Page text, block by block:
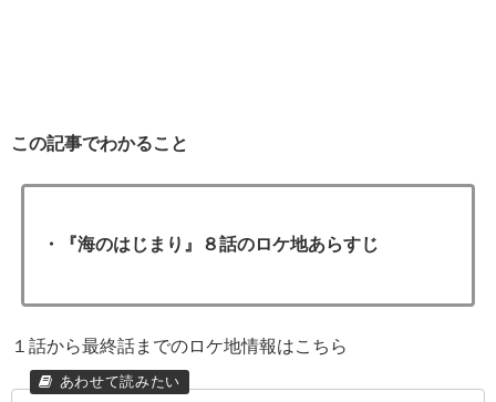
この記事でわかること
・『海のはじまり』８話のロケ地あらすじ
１話から最終話までのロケ地情報はこちら